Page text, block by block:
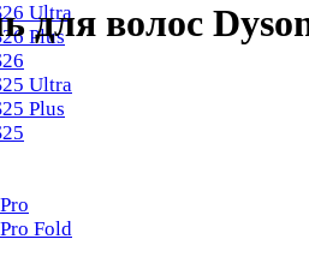
Ultra
Plus
Ultra
Plus
Fold
для волос